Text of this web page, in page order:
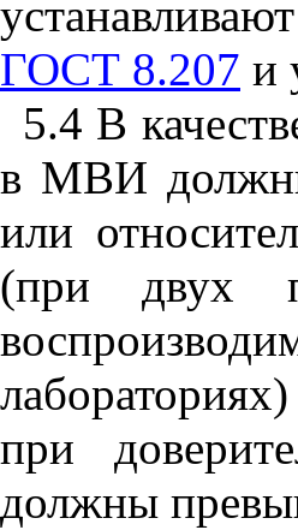
ГОСТ 8.207 и
5.4 В
в МВИ
или
(при двух
при
должны